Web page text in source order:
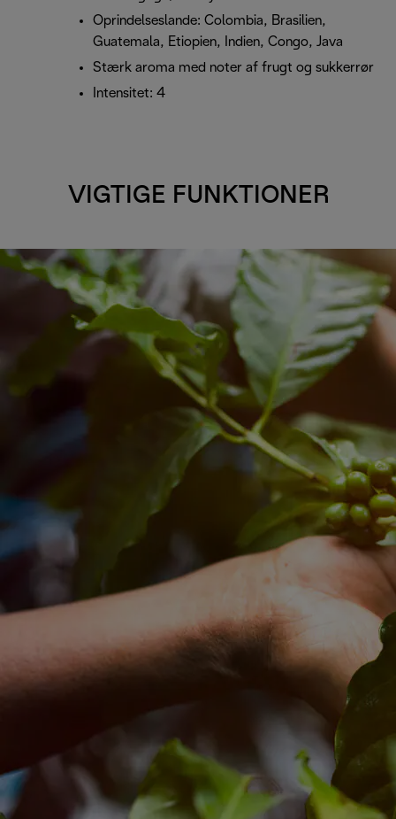
Oprindelseslande: Colombia, Brasilien,
Guatemala, Etiopien, Indien, Congo, Java
Stærk aroma med noter af frugt og sukkerrør
Intensitet: 4
VIGTIGE FUNKTIONER